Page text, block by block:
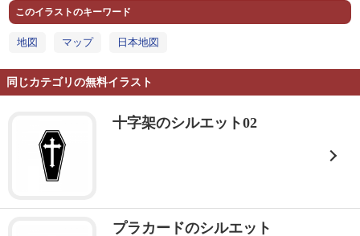
このイラストのキーワード
地図 マップ 日本地図
同じカテゴリの無料イラスト
十字架のシルエット02
プラカードのシルエット